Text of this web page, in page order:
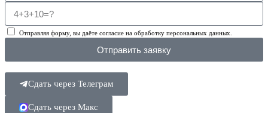
Отправляя форму, вы даёте согласие на обработку персональных данных.
Отправить заявку
Сдать через Телеграм
Сдать через Макс